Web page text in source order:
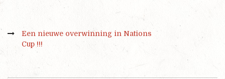
Een nieuwe overwinning in Nations
Cup !!!